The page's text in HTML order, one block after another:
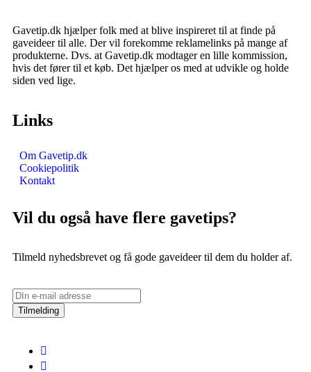
Gavetip.dk hjælper folk med at blive inspireret til at finde på
gaveideer til alle. Der vil forekomme reklamelinks på mange af
produkterne. Dvs. at Gavetip.dk modtager en lille kommission,
hvis det fører til et køb. Det hjælper os med at udvikle og holde
siden ved lige.
Links
Om Gavetip.dk
Cookiepolitik
Kontakt
Vil du også have flere gavetips?
Tilmeld nyhedsbrevet og få gode gaveideer til dem du holder af.
Tilmelding